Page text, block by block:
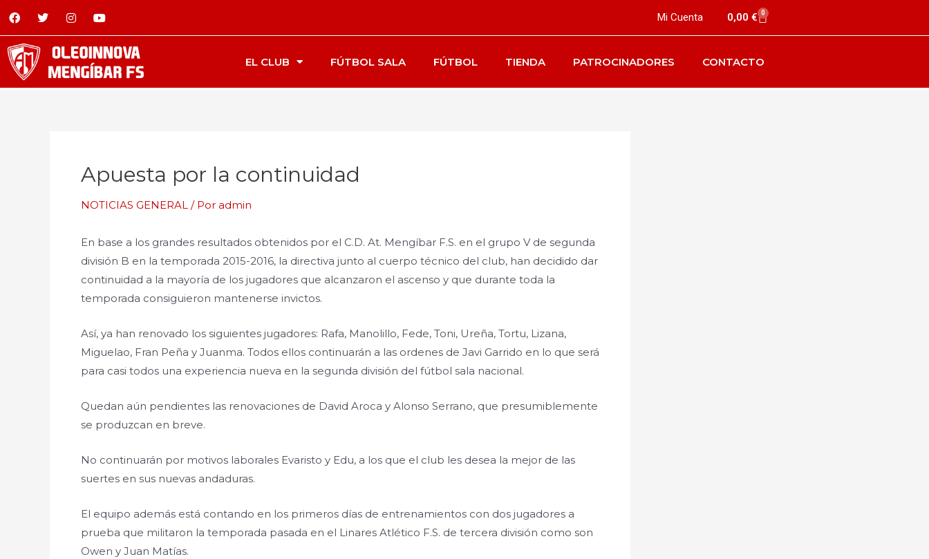
Mi Cuenta 0,00€ 0
EL CLUB FÚTBOL SALA FÚTBOL TIENDA PATROCINADORES CONTACTO
Apuesta por la continuidad
NOTICIAS GENERAL / Por admin
En base a los grandes resultados obtenidos por el C.D. At. Mengíbar F.S. en el grupo V de segunda
división B en la temporada 2015-2016, la directiva junto al cuerpo técnico del club, han decidido dar
continuidad a la mayoría de los jugadores que alcanzaron el ascenso y que durante toda la
temporada consiguieron mantenerse invictos.
Así, ya han renovado los siguientes jugadores: Rafa, Manolillo, Fede, Toni, Ureña, Tortu, Lizana,
Miguelao, Fran Peña y Juanma. Todos ellos continuarán a las ordenes de Javi Garrido en lo que será
para casi todos una experiencia nueva en la segunda división del fútbol sala nacional.
Quedan aún pendientes las renovaciones de David Aroca y Alonso Serrano, que presumiblemente
se produzcan en breve.
No continuarán por motivos laborales Evaristo y Edu, a los que el club les desea la mejor de las
suertes en sus nuevas andaduras.
El equipo además está contando en los primeros días de entrenamientos con dos jugadores a
prueba que militaron la temporada pasada en el Linares Atlético F.S. de tercera división como son
Owen y Juan Matías.